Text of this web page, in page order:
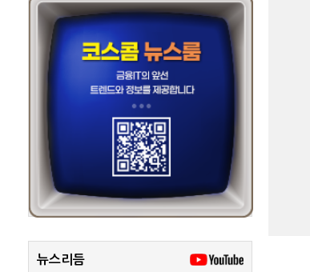
뉴스리듬